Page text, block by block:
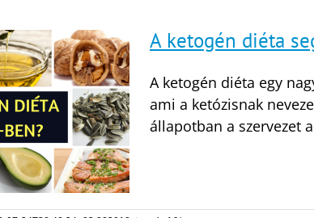
A ketogén diéta
A ketogén diéta egy
ami a ketózisnak
állapotban a szervezet